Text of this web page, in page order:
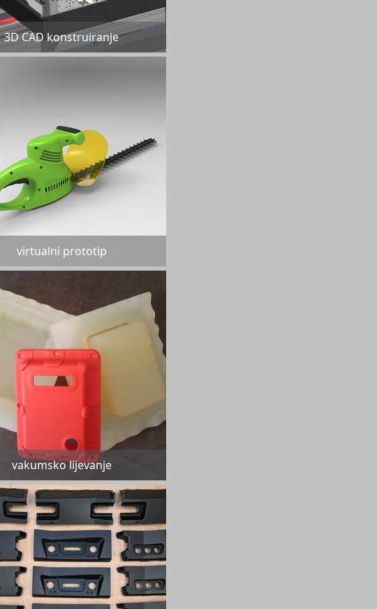
3D CAD konstruiranje
virtualni prototip
vakumsko lijevanje